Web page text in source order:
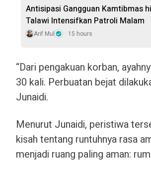
Antisipasi Gangguan Kamtibmas
Talawi Intensifkan Patroli Malam
Arif Mul 15 hours
“Dari pengakuan korban,
30 kali. Perbuatan bejat
Junaidi.
Menurut Junaidi, peristiwa
kisah tentang runtuhnya rasa
menjadi ruang paling aman: